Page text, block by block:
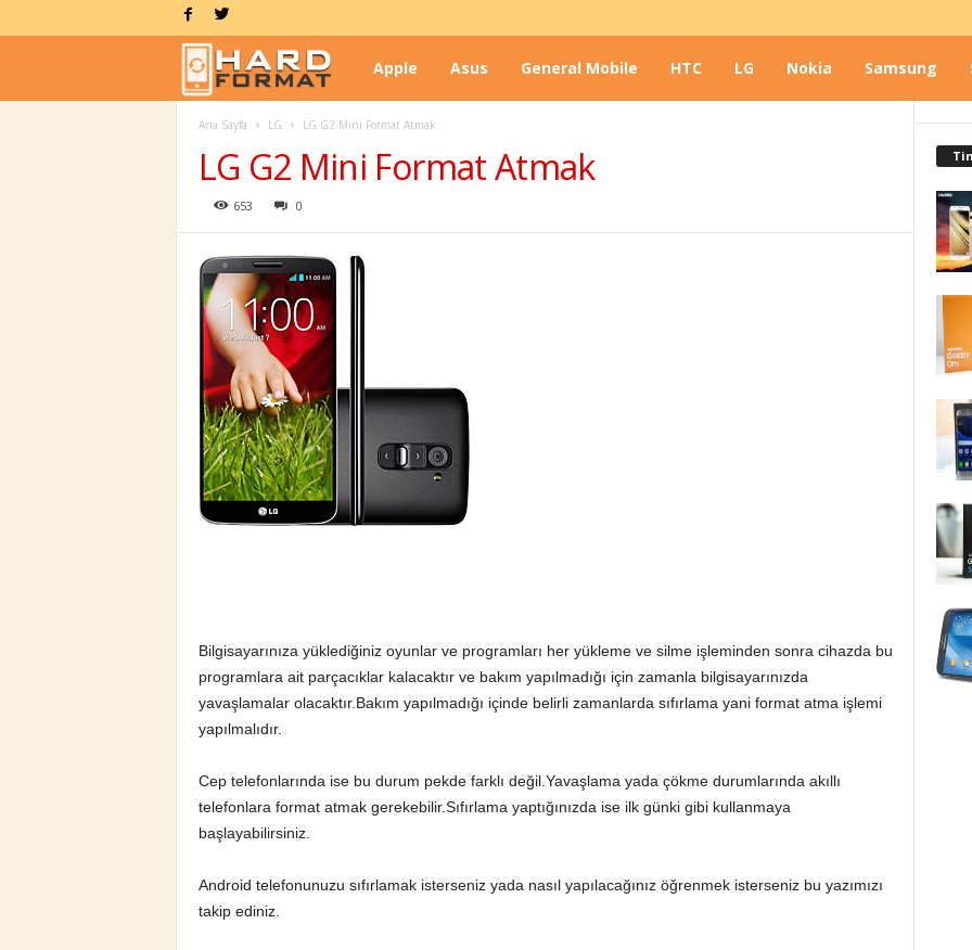
a
d
m
t
Apple Asus General Mobile HTC LG Nokia Samsung
Ana Sayfa LG LG G2 Mini Format Atmak
LG G2 Mini Format Atmak
653 0
Bilgisayarınıza yüklediğiniz oyunlar ve programları her yükleme ve silme işleminden sonra cihazda bu
programlara ait parçacıklar kalacaktır ve bakım yapılmadığı için zamanla bilgisayarınızda
yavaşlamalar olacaktır.Bakım yapılmadığı içinde belirli zamanlarda sıfırlama yani format atma işlemi
yapılmalıdır.
Cep telefonlarında ise bu durum pekde farklı değil.Yavaşlama yada çökme durumlarında akıllı
telefonlara format atmak gerekebilir.Sıfırlama yaptığınızda ise ilk günki gibi kullanmaya
başlayabilirsiniz.
Android telefonunuzu sıfırlamak isterseniz yada nasıl yapılacağınız öğrenmek isterseniz bu yazımızı
takip ediniz.